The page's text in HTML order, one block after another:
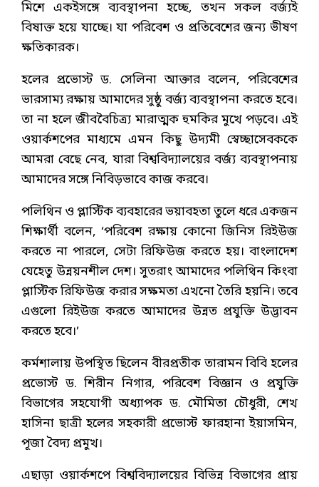
মিশে একইসঙ্গে ব্যবস্থাপনা হচ্ছে, তখন সকল বর্জ্যই
বিষাক্ত হয়ে যাচ্ছে। যা পরিবেশ ও প্রতিবেশের জন্য ভীষণ
ক্ষতিকারক।
হলের প্রভোস্ট ড. সেলিনা আক্তার বলেন, পরিবেশের
ভারসাম্য রক্ষায় আমাদের সুষ্ঠু বর্জ্য ব্যবস্থাপনা করতে হবে।
তা না হলে জীববৈচিত্র্য মারাত্মক হুমকির মুখে পড়বে। এই
ওয়ার্কশপের মাধ্যমে এমন কিছু উদ্যমী স্বেচ্ছাসেবককে
আমরা বেছে নেব, যারা বিশ্ববিদ্যালয়ের বর্জ্য ব্যবস্থাপনায়
আমাদের সঙ্গে নিবিড়ভাবে কাজ করবে।
পলিথিন ও প্লাস্টিক ব্যবহারের ভয়াবহতা তুলে ধরে একজন
শিক্ষার্থী বলেন, ‘পরিবেশ রক্ষায় কোনো জিনিস রিইউজ
করতে না পারলে, সেটা রিফিউজ করতে হয়। বাংলাদেশ
যেহেতু উন্নয়নশীল দেশ। সুতরাং আমাদের পলিথিন কিংবা
প্লাস্টিক রিফিউজ করার সক্ষমতা এখনো তৈরি হয়নি। তবে
এগুলো রিইউজ করতে আমাদের উন্নত প্রযুক্তি উদ্ভাবন
করতে হবে।’
কর্মশালায় উপস্থিত ছিলেন বীরপ্রতীক তারামন বিবি হলের
প্রভোস্ট ড. শিরীন নিগার, পরিবেশ বিজ্ঞান ও প্রযুক্তি
বিভাগের সহযোগী অধ্যাপক ড. মৌমিতা চৌধুরী, শেখ
হাসিনা ছাত্রী হলের সহকারী প্রভোস্ট ফারহানা ইয়াসমিন,
পূজা বৈদ্য প্রমুখ।
এছাড়া ওয়ার্কশপে বিশ্ববিদ্যালয়ের বিভিন্ন বিভাগের প্রায়